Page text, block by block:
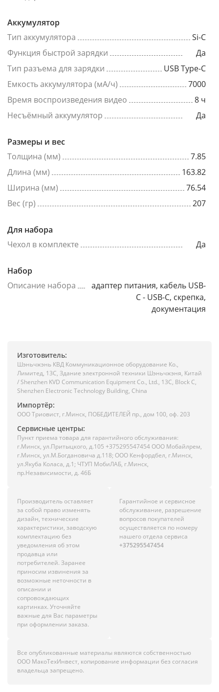
Аккумулятор
Тип аккумулятора
Si-C
Функция быстрой зарядки
Да
Тип разъема для зарядки
USB Type-C
Емкость аккумулятора (мА/ч)
7000
Время воспроизведения видео
8 ч
Несъёмный аккумулятор
Да
Размеры и вес
Толщина (мм)
7.85
Длина (мм)
163.82
Ширина (мм)
76.54
Вес (гр)
207
Для набора
Чехол в комплекте
Да
Набор
Описание набора
адаптер питания, кабель USB-
C - USB-C, скрепка,
документация
Изготовитель:
Шэньчжэнь КВД Коммуникационное оборудование Ко.,
Лимитед, 13C, Здание электронной техники Шэньчжэня, Китай
/ Shenzhen KVD Communication Equipment Co., Ltd., 13C, Block C,
Shenzhen Electronic Technology Building, China
Импортёр:
ООО Триовист, г.Минск, ПОБЕДИТЕЛЕЙ пр., дом 100, оф. 203
Сервисные центры:
Пункт приема товара для гарантийного обслуживания:
г.Минск, ул.Притыцкого, д.105 +375295547454 ООО Мобайлрем,
г.Минск, ул.М.Богдановича д.118; ООО Кенфордбел, г.Минск,
ул.Якуба Коласа, д.1; ЧТУП МобиЛАБ, г.Минск,
пр.Независимости, д. 46Б
Производитель оставляет
за собой право изменять
дизайн, технические
характеристики, заводскую
комплектацию без
уведомления об этом
продавца или
потребителей. Заранее
приносим извинения за
возможные неточности в
описании и
сопровождающих
картинках. Уточняйте
важные для Вас параметры
при оформлении заказа.
Гарантийное и сервисное
обслуживание, разрешение
вопросов покупателей
осуществляется по номеру
нашего отдела сервиса
+375295547454
Все опубликованные материалы являются собственностью
ООО МакоТехИнвест, копирование информации без согласия
владельца запрещено.